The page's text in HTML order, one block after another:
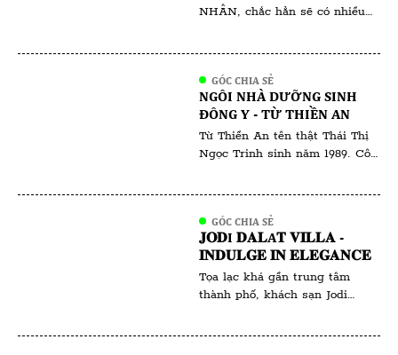
NHÂN, chắc hẳn sẽ có nhiều
kinh doanh thời bây giờ làm
thật ăn thật thì ít mà chiêu trò
thu lợi về mình thì nhiều không
đếm xuể. Tất nhiên, đã […]
GÓC CHIA SẺ
NGÔI NHÀ DƯỠNG SINH
ĐÔNG Y - TỪ THIỀN AN
Từ Thiền An tên thật Thái Thị
Ngọc Trinh sinh năm 1989. Cô
và sức khỏe. Với tấm lòng nhân
ái và sự kiên trì, cô đã và đang
tiếp tục hành […]
GÓC CHIA SẺ
𝐉𝐎𝐃I 𝐃𝐀𝐋A𝐓 𝐕𝐈𝐋𝐋𝐀 -
𝐈𝐍𝐃𝐔𝐋𝐆𝐄 𝐈𝐍 𝐄𝐋𝐄𝐆𝐀𝐍𝐂𝐄
Tọa lạc khá gần trung tâm
thành phố, khách sạn Jodi